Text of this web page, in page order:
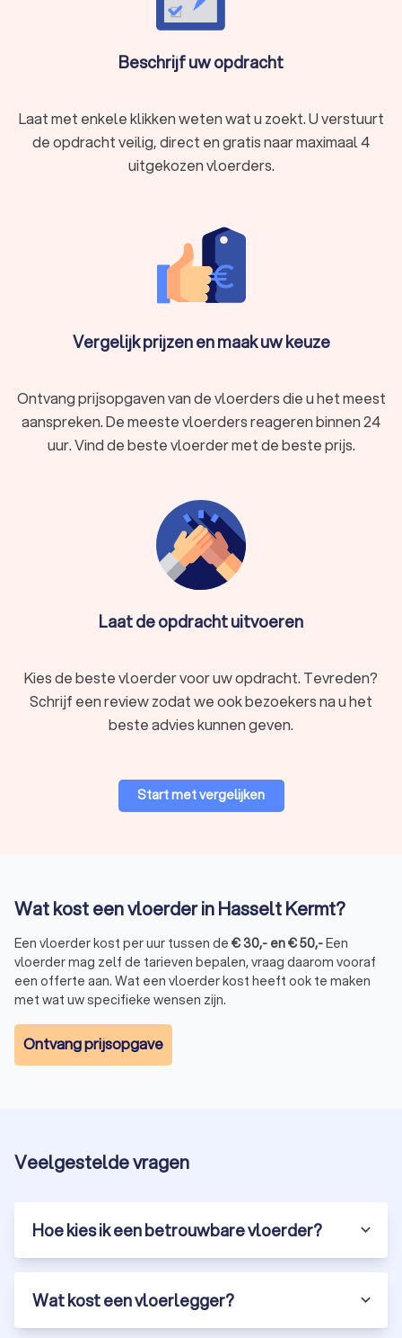
Beschrijf uw opdracht
Laat met enkele klikken weten wat u zoekt. U verstuurt
de opdracht veilig, direct en gratis naar maximaal 4
uitgekozen vloerders.
Vergelijk prijzen en maak uw keuze
Ontvang prijsopgaven van de vloerders die u het meest
aanspreken. De meeste vloerders reageren binnen 24
uur. Vind de beste vloerder met de beste prijs.
Laat de opdracht uitvoeren
Kies de beste vloerder voor uw opdracht. Tevreden?
Schrijf een review zodat we ook bezoekers na u het
beste advies kunnen geven.
Start met vergelijken
Wat kost een vloerder in Hasselt Kermt?
Een vloerder kost per uur tussen de €30,- en€50,-Een
vloerder mag zelf de tarieven bepalen, vraag daarom vooraf
een offerte aan. Wat een vloerder kost heeft ook te maken
met wat uw specifieke wensen zijn.
Ontvang prijsopgave
Veelgestelde vragen
Hoe kies ik een betrouwbare vloerder?
Wat kost een vloerlegger?